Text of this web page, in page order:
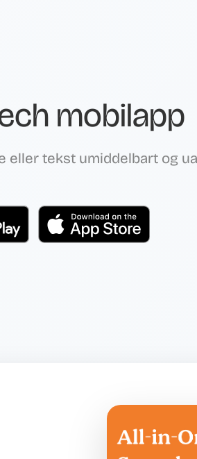
mobilapp
eller tekst umiddelbart og